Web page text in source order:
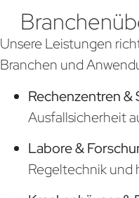
Unsere Leistungen
Branchen und
Rechenzentren &
Ausfallsicherheit
Labore &
Regeltechnik und